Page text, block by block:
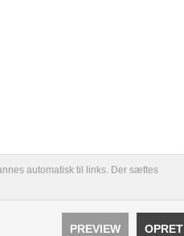
automatisk til links. Der sættes
OPRET
PREVIEW